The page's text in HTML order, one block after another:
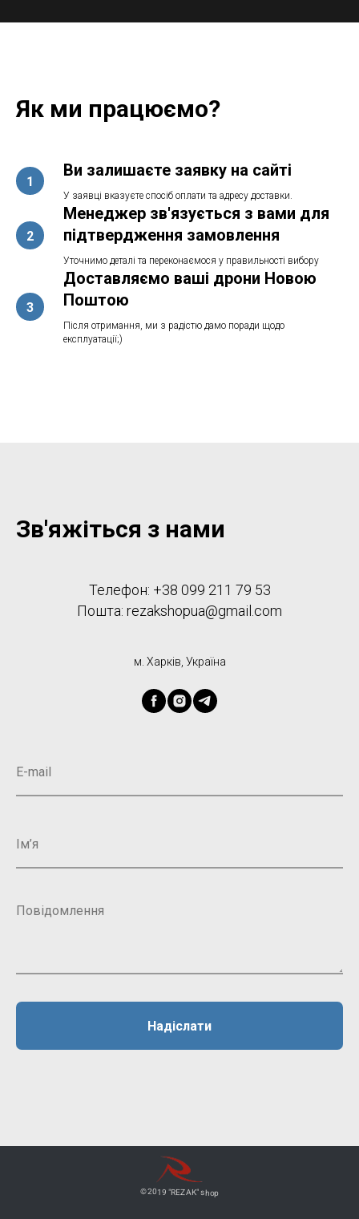
Як ми працюємо?
1
Ви залишаєте заявку на сайті
У заявці вказуєте спосіб оплати та адресу доставки.
2
Менеджер зв'язується з вами для
підтвердження замовлення
Уточнимо деталі та переконаємося у правильності вибору
3
Доставляємо ваші дрони Новою
Поштою
Після отримання, ми з радістю дамо поради щодо
експлуатації;)
Зв'яжіться з нами
Телефон: +38 099 211 79 53
Пошта: rezakshopua@gmail.com
м. Харків, Україна
Надіслати
© 2019 "REZAK" shop